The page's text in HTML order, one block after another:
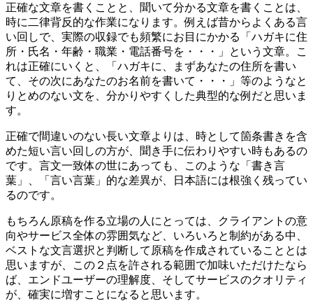
正確な文章を書くことと、聞いて分かる文章を書くことは、
時に二律背反的な作業になります。例えば昔からよくある言
い回しで、実際の収録でも頻繁にお目にかかる「ハガキに住
所・氏名・年齢・職業・電話番号を・・・」という文章。こ
れは正確にいくと、「ハガキに、まずあなたの住所を書い
て、その次にあなたのお名前を書いて・・・」等のようなと
りとめのない文を、分かりやすくした典型的な例だと思いま
す。
正確で間違いのない長い文章よりは、時として箇条書きを含
めた短い言い回しの方が、聞き手に伝わりやすい時もあるの
です。言文一致体の世にあっても、このような「書き言
葉」、「言い言葉」的な差異が、日本語には根強く残ってい
るのです。
もちろん原稿を作る立場の人にとっては、クライアントの意
向やサービス全体の雰囲気など、いろいろと制約がある中、
ベストな文言選択と判断して原稿を作成されていることとは
思いますが、この２点を許される範囲で加味いただけたなら
ば、エンドユーザーの理解度、そしてサービスのクオリティ
が、確実に増すことになると思います。